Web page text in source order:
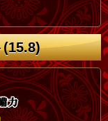
(15.8)